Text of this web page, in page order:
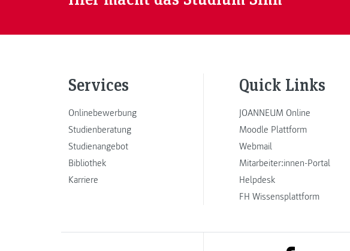
Services
Onlinebewerbung
Studienberatung
Studienangebot
Bibliothek
Karriere
Quick Links
JOANNEUM Online
Moodle Plattform
Webmail
Mitarbeiter:innen-Portal
Helpdesk
FH Wissensplattform